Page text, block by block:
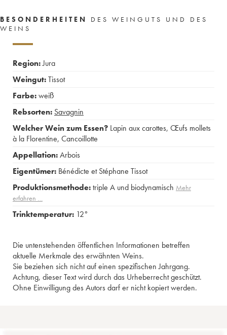
BESONDERHEITEN
DES WEINGUTS UND DES
WEINS
Region:Jura
Weingut:Tissot
Farbe:weiß
Rebsorten: Savagnin
Welcher Wein zum Essen? Lapin aux carottes, Œufs mollets
à la Florentine, Cancoillotte
Appellation:Arbois
Eigentümer: Bénédicte et Stéphane Tissot
Produktionsmethode:triple A und biodynamisch Mehr
erfahren …
Trinktemperatur: 12°
Die untenstehenden öffentlichen Informationen betreffen
aktuelle Merkmale des erwähnten Weins.
Sie beziehen sich nicht auf einen spezifischen Jahrgang.
Achtung, dieser Text wird durch das Urheberrecht geschützt.
Ohne Einwilligung des Autors darf er nicht kopiert werden.